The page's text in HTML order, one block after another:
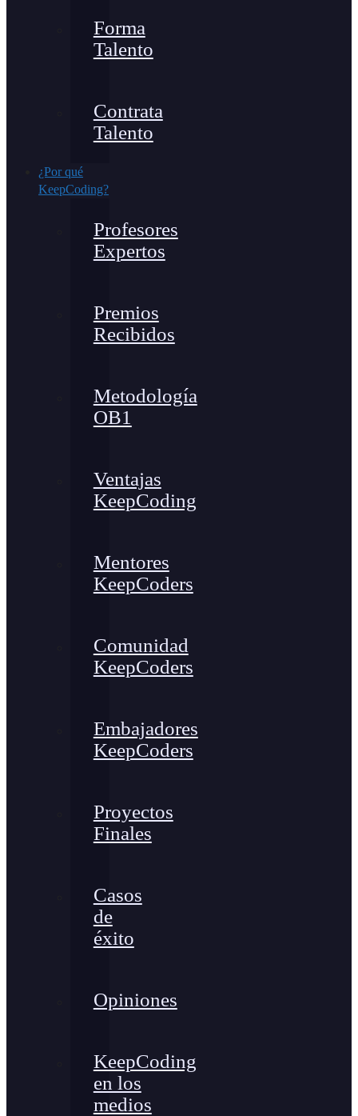
Forma
Talento
Contrata
Talento
¿Por qué
KeepCoding?
Profesores
Expertos
Premios
Recibidos
Metodología
OB1
Ventajas
KeepCoding
Mentores
KeepCoders
Comunidad
KeepCoders
Embajadores
KeepCoders
Proyectos
Finales
Casos
de
éxito
Opiniones
KeepCoding
en los
medios